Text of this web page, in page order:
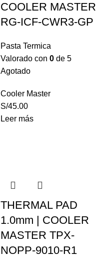
COOLER MASTER
RG-ICF-CWR3-GP
Pasta Termica
Valorado con 0 de 5
Agotado
Cooler Master
S/45.00
Leer más
THERMAL PAD
1.0mm | COOLER
MASTER TPX-
NOPP-9010-R1